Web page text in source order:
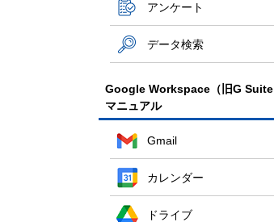
アンケート
データ検索
Google Workspace（旧G Suite
マニュアル
Gmail
カレンダー
ドライブ